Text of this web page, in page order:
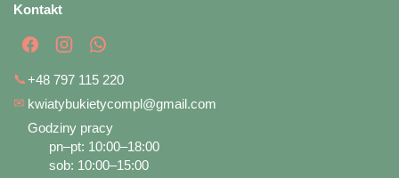
Kontakt
📞+48 797 115 220
✉ kwiatybukietycompl@gmail.com
Godziny pracy
pn–pt: 10:00–18:00
sob: 10:00–15:00